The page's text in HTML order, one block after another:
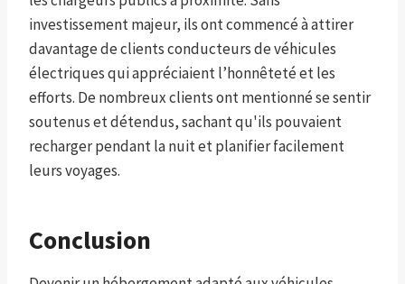
investissement majeur, ils ont commencé à attirer
davantage de clients conducteurs de véhicules
électriques qui appréciaient l’honnêteté et les
efforts. De nombreux clients ont mentionné se sentir
soutenus et détendus, sachant qu'ils pouvaient
recharger pendant la nuit et planifier facilement
leurs voyages.
Conclusion